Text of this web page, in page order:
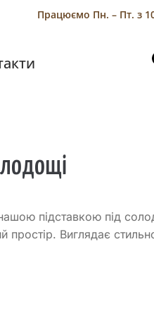
Працюємо Пн. – Пт. з
підставкою під
простір. Виглядає